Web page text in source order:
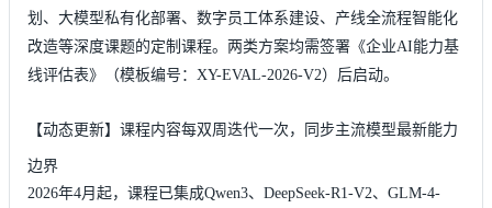
划、大模型私有化部署、数字员工体系建设、产线全流程智能化
改造等深度课题的定制课程。两类方案均需签署《企业AI能力基
线评估表》（模板编号：XY-EVAL-2026-V2）后启动。
【动态更新】课程内容每双周迭代一次，同步主流模型最新能力
边界
2026年4月起，课程已集成Qwen3、DeepSeek-R1-V2、GLM-4-